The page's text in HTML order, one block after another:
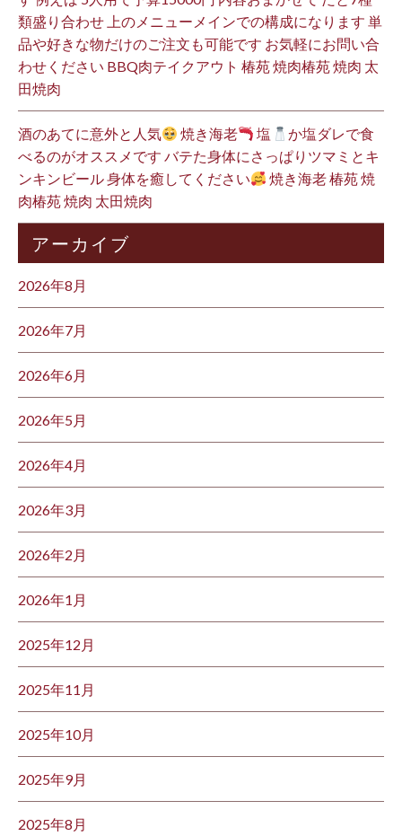
類盛り合わせ 上のメニューメインでの構成になります 単
品や好きな物だけのご注文も可能です お気軽にお問い合
わせください BBQ肉テイクアウト 椿苑 焼肉椿苑 焼肉 太
田焼肉
酒のあてに意外と人気 焼き海老 塩
か塩ダレで食
べるのがオススメです バテた身体にさっぱりツマミとキ
ンキンビール 身体を癒してください
焼き海老 椿苑 焼
肉椿苑 焼肉 太田焼肉
アーカイブ
2026年8月
2026年7月
2026年6月
2026年5月
2026年4月
2026年3月
2026年2月
2026年1月
2025年12月
2025年11月
2025年10月
2025年9月
2025年8月